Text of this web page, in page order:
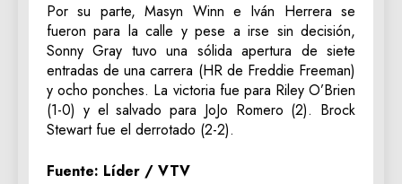
Por su parte, Masyn Winn e Iván Herrera se
fueron para la calle y pese a irse sin decisión,
Sonny Gray tuvo una sólida apertura de siete
entradas de una carrera (HR de Freddie Freeman)
y ocho ponches. La victoria fue para Riley O’Brien
(1-0) y el salvado para JoJo Romero (2). Brock
Stewart fue el derrotado (2-2).
Fuente: Líder / VTV